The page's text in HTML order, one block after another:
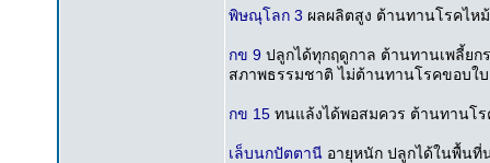
พิษณุโลก 3 ผลผลิตสูง ต้านทานโรคไหม้
กข 9 ปลูกได้ทุกฤดูกาล ต้านทานเพลี้ย
สภาพธรรมชาติ ไม่ต้านทานโรคขอบใ
กข 15 ทนแล้งได้พอสมควร ต้านทานโ
เล็บนกปัตตานี อายุหนัก ปลูกได้ในพื้นที่